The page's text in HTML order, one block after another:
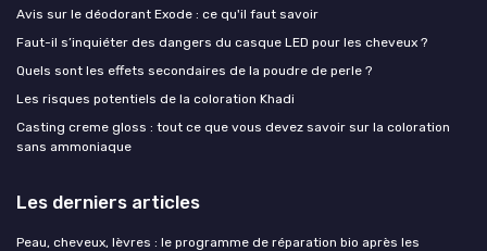
Avis sur le déodorant Exode : ce qu'il faut savoir
Faut-il s’inquiéter des dangers du casque LED pour les cheveux ?
Quels sont les effets secondaires de la poudre de perle ?
Les risques potentiels de la coloration Khadi
Casting creme gloss : tout ce que vous devez savoir sur la coloration
sans ammoniaque
Les derniers articles
Peau, cheveux, lèvres : le programme de réparation bio après les